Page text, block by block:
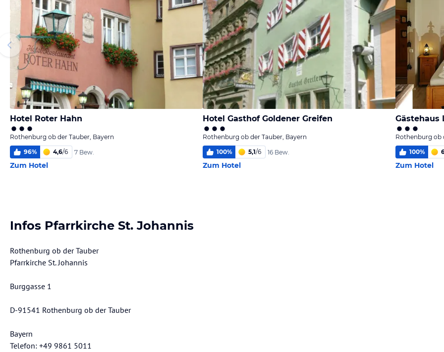
Hotel Roter Hahn
Rothenburg ob der Tauber, Bayern
96% 4,6/6 7 Bew.
Zum Hotel
Hotel Gasthof Goldener Greifen
Rothenburg ob der Tauber, Bayern
100% 5,1/6 16 Bew.
Zum Hotel
Gästehaus
Rothenburg ob
100%
Zum Hotel
Infos Pfarrkirche St. Johannis
Rothenburg ob der Tauber
Pfarrkirche St. Johannis
Burggasse 1
D-91541 Rothenburg ob der Tauber
Bayern
Telefon: +49 9861 5011